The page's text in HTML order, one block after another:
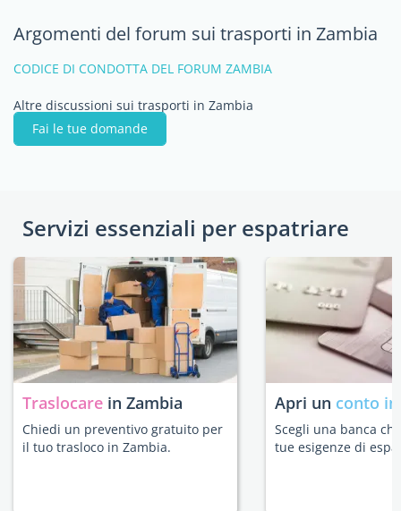
Argomenti del forum sui trasporti in Zambia
CODICE DI CONDOTTA DEL FORUM ZAMBIA
Altre discussioni sui trasporti in Zambia
Fai le tue domande
Servizi essenziali per espatriare
Traslocare in Zambia
Chiedi un preventivo gratuito per
il tuo trasloco in Zambia.
Apri un conto
Scegli una banca
tue esigenze di